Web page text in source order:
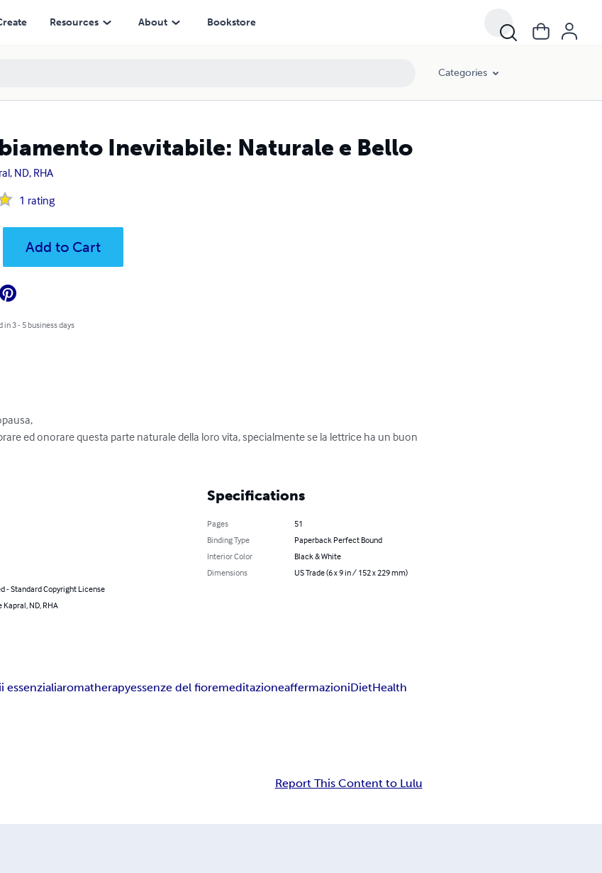
Resources About Bookstore
Categories
Inevitabile: Naturale e Bello
ND, RHA
1 rating
Add to Cart
in 3 - 5 business days
ed onorare questa parte naturale della loro vita, specialmente se la lettrice ha un buon
- Standard Copyright License
Kapral, ND, RHA
Specifications
Pages
51
Binding Type
Paperback Perfect Bound
Interior Color
Black & White
Dimensions
US Trade (6 x 9 in / 152 x 229 mm)
essenzialiaromatherapyessenze del fioremeditazioneaffermazioniDietHealth
Report This Content to Lulu